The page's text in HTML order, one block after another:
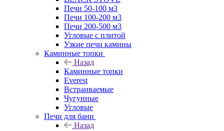
Печи 50-100 м3
Печи 100-200 м3
Печи 200-500 м3
Угловые с плитой
Узкие печи камины
Каминные топки
Назад
Каминные топки
Everest
Встраиваемые
Чугунные
Угловые
Печи для бани
Назад